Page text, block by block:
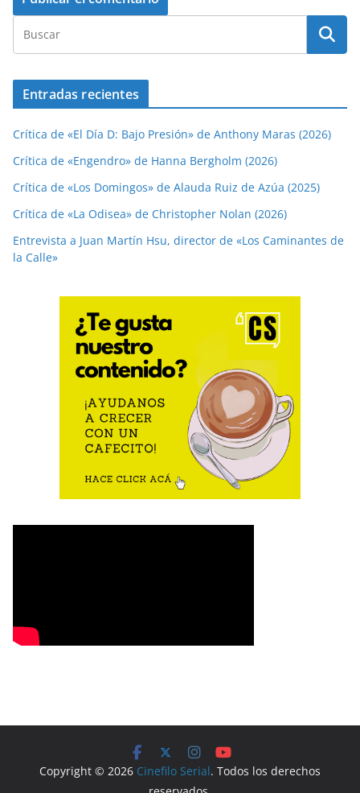
Entradas recientes
Crítica de «El Día D: Bajo Presión» de Anthony Maras (2026)
Crítica de «Engendro» de Hanna Bergholm (2026)
Crítica de «Los Domingos» de Alauda Ruiz de Azúa (2025)
Crítica de «La Odisea» de Christopher Nolan (2026)
Entrevista a Juan Martín Hsu, director de «Los Caminantes de
la Calle»
Copyright © 2026 Cinefilo Serial. Todos los derechos